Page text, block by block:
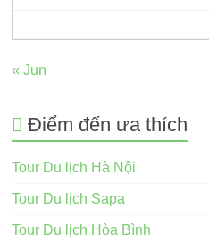
« Jun
Điểm đến ưa thích
Tour Du lịch Hà Nội
Tour Du lịch Sapa
Tour Du lịch Hòa Bình